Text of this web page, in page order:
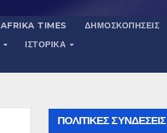
AFRIKA TIMES
ΔΗΜΟΣΚΟΠΉΣΕΙΣ
ΙΣΤΟΡΙΚΆ
ΠΟΛΙΤΙΚΕΣ ΣΥΝΔΕΣΕΙΣ